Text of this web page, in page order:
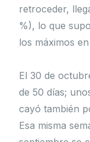
retroceder,
%), lo que
los máximos
El 30 de
de 50 días;
cayó también
Esa misma